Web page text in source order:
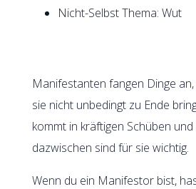
Nicht-Selbst Thema: Wut
Manifestanten fangen Dinge
sie nicht unbedingt zu Ende
kommt in kräftigen Schüben
dazwischen sind für sie wichtig.
Wenn du ein Manifestor bist,